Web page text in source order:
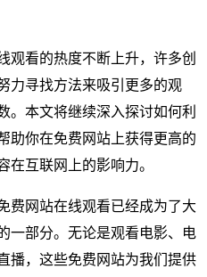
观看的热度不断上升，许多创
力寻找方法来吸引更多的观
。本文将继续深入探讨如何利
助你在免费网站上获得更高的
在互联网上的影响力。
费网站在线观看已经成为了大
一部分。无论是观看电影、电
播，这些免费网站为我们提供